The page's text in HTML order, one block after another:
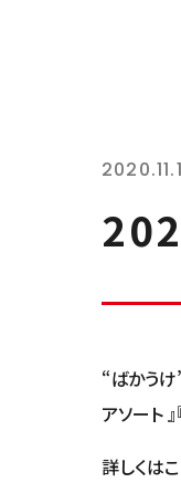
“ばかう
アソート
詳しくは